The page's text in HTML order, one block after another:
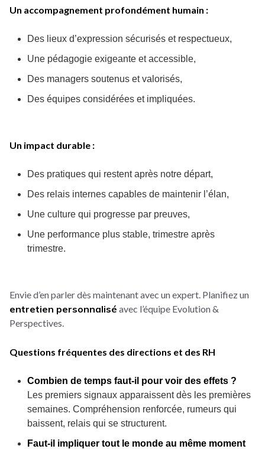
Un accompagnement profondément humain :
Des lieux d’expression sécurisés et respectueux,
Une pédagogie exigeante et accessible,
Des managers soutenus et valorisés,
Des équipes considérées et impliquées.
Un impact durable :
Des pratiques qui restent après notre départ,
Des relais internes capables de maintenir l’élan,
Une culture qui progresse par preuves,
Une performance plus stable, trimestre après
trimestre.
Envie d’en parler dès maintenant avec un expert. Planifiez un
entretien personnalisé avec l’équipe Evolution &
Perspectives.
Questions fréquentes des directions et des RH
Combien de temps faut-il pour voir des effets ?
Les premiers signaux apparaissent dès les premières
semaines. Compréhension renforcée, rumeurs qui
baissent, relais qui se structurent.
Faut-il impliquer tout le monde au même moment